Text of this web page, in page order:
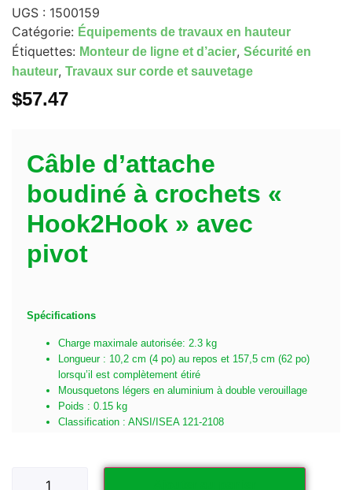
UGS : 1500159
Catégorie: Équipements de travaux en hauteur
Étiquettes: Monteur de ligne et d’acier, Sécurité en
hauteur, Travaux sur corde et sauvetage
$57.47
Câble d’attache
boudiné à crochets «
Hook2Hook » avec
pivot
Spécifications
Charge maximale autorisée: 2.3 kg
Longueur : 10,2 cm (4 po) au repos et 157,5 cm (62 po)
lorsqu’il est complètement étiré
Mousquetons légers en aluminium à double verouillage
Poids : 0.15 kg
Classification : ANSI/ISEA 121-2108